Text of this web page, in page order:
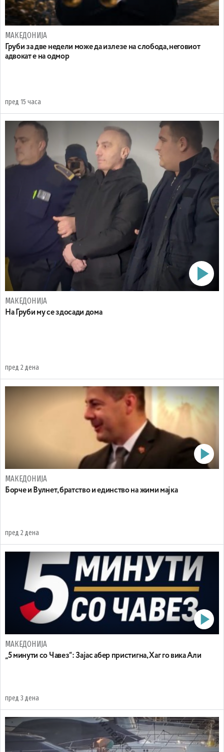
МАКЕДОНИЈА
Груби за две недели може да излезе на слобода, неговиот
адвокат е на одмор
пред 15 часа
МАКЕДОНИЈА
На Груби му се здосади дома
пред 2 дена
МАКЕДОНИЈА
Борче и Вулнет, братство и единство на жими мајка
пред 2 дена
МАКЕДОНИЈА
„5 минути со Чавез“: Зајас абер пристигна, Хаг го вика Али
пред 3 дена